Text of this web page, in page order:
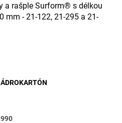
a rašple Surform® s délkou
mm - 21-122, 21-295 a 21-